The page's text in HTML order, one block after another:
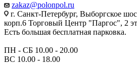
zakaz@polonpol.ru
г. Санкт-Петербург, Выборгское
корп.6 Торговый Центр "Паргос", 2
Есть большая бесплатная парковка.
ПН - СБ 10.00 - 20.00
ВС 10.00 - 18.00